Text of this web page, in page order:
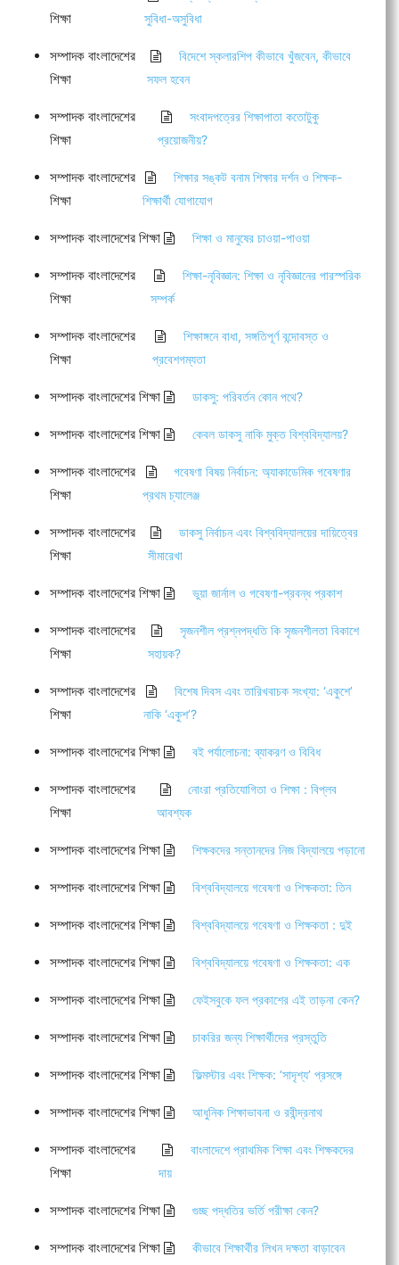
শিক্ষা
সুবিধা-অসুবিধা
সম্পাদক বাংলাদেশের
শিক্ষা
বিদেশে স্কলারশিপ কীভাবে খুঁজবেন, কীভাবে
সফল হবেন
সম্পাদক বাংলাদেশের
শিক্ষা
সংবাদপত্রের শিক্ষাপাতা কতোটুকু
প্রয়োজনীয়?
সম্পাদক বাংলাদেশের
শিক্ষা
শিক্ষার সঙ্কট বনাম শিক্ষার দর্শন ও শিক্ষক-
শিক্ষার্থী যোগাযোগ
সম্পাদক বাংলাদেশের শিক্ষা শিক্ষা ও মানুষের চাওয়া-পাওয়া
সম্পাদক বাংলাদেশের
শিক্ষা
শিক্ষা-নৃবিজ্ঞান: শিক্ষা ও নৃবিজ্ঞানের পারস্পরিক
সম্পর্ক
সম্পাদক বাংলাদেশের
শিক্ষা
শিক্ষাঙ্গনে বাধা, সঙ্গতিপূর্ণ বন্দোবস্ত ও
প্রবেশগম্যতা
সম্পাদক বাংলাদেশের শিক্ষা ডাকসু: পরিবর্তন কোন পথে?
সম্পাদক বাংলাদেশের শিক্ষা কেবল ডাকসু নাকি মুক্ত বিশ্ববিদ্যালয়?
সম্পাদক বাংলাদেশের
শিক্ষা
গবেষণা বিষয় নির্বাচন: অ্যাকাডেমিক গবেষণার
প্রথম চ্যালেঞ্জ
সম্পাদক বাংলাদেশের
শিক্ষা
ডাকসু নির্বাচন এবং বিশ্ববিদ্যালয়ের দায়িত্বের
সীমারেখা
সম্পাদক বাংলাদেশের শিক্ষা ভুয়া জার্নাল ও গবেষণা-প্রবন্ধ প্রকাশ
সম্পাদক বাংলাদেশের
শিক্ষা
সৃজনশীল প্রশ্নপদ্ধতি কি সৃজনশীলতা বিকাশে
সহায়ক?
সম্পাদক বাংলাদেশের
শিক্ষা
বিশেষ দিবস এবং তারিখবাচক সংখ্যা: ‘একুশে’
নাকি ‘একুশ’?
সম্পাদক বাংলাদেশের শিক্ষা বই পর্যালোচনা: ব্যাকরণ ও বিবিধ
সম্পাদক বাংলাদেশের
শিক্ষা
নোংরা প্রতিযোগিতা ও শিক্ষা : বিপ্লব
আবশ্যক
সম্পাদক বাংলাদেশের শিক্ষা শিক্ষকদের সন্তানদের নিজ বিদ্যালয়ে পড়ানো
সম্পাদক বাংলাদেশের শিক্ষা বিশ্ববিদ্যালয়ে গবেষণা ও শিক্ষকতা: তিন
সম্পাদক বাংলাদেশের শিক্ষা বিশ্ববিদ্যালয়ে গবেষণা ও শিক্ষকতা : দুই
সম্পাদক বাংলাদেশের শিক্ষা বিশ্ববিদ্যালয়ে গবেষণা ও শিক্ষকতা: এক
সম্পাদক বাংলাদেশের শিক্ষা ফেইসবুকে ফল প্রকাশের এই তাড়না কেন?
সম্পাদক বাংলাদেশের শিক্ষা চাকরির জন্য শিক্ষার্থীদের প্রস্তুতি
সম্পাদক বাংলাদেশের শিক্ষা ফিল্মস্টার এবং শিক্ষক: ‘সাদৃশ্য’ প্রসঙ্গে
সম্পাদক বাংলাদেশের শিক্ষা আধুনিক শিক্ষাভাবনা ও রবীন্দ্রনাথ
সম্পাদক বাংলাদেশের
শিক্ষা
বাংলাদেশে প্রাথমিক শিক্ষা এবং শিক্ষকদের
দায়
সম্পাদক বাংলাদেশের শিক্ষা গুচ্ছ পদ্ধতির ভর্তি পরীক্ষা কেন?
সম্পাদক বাংলাদেশের শিক্ষা কীভাবে শিক্ষার্থীর লিখন দক্ষতা বাড়াবেন